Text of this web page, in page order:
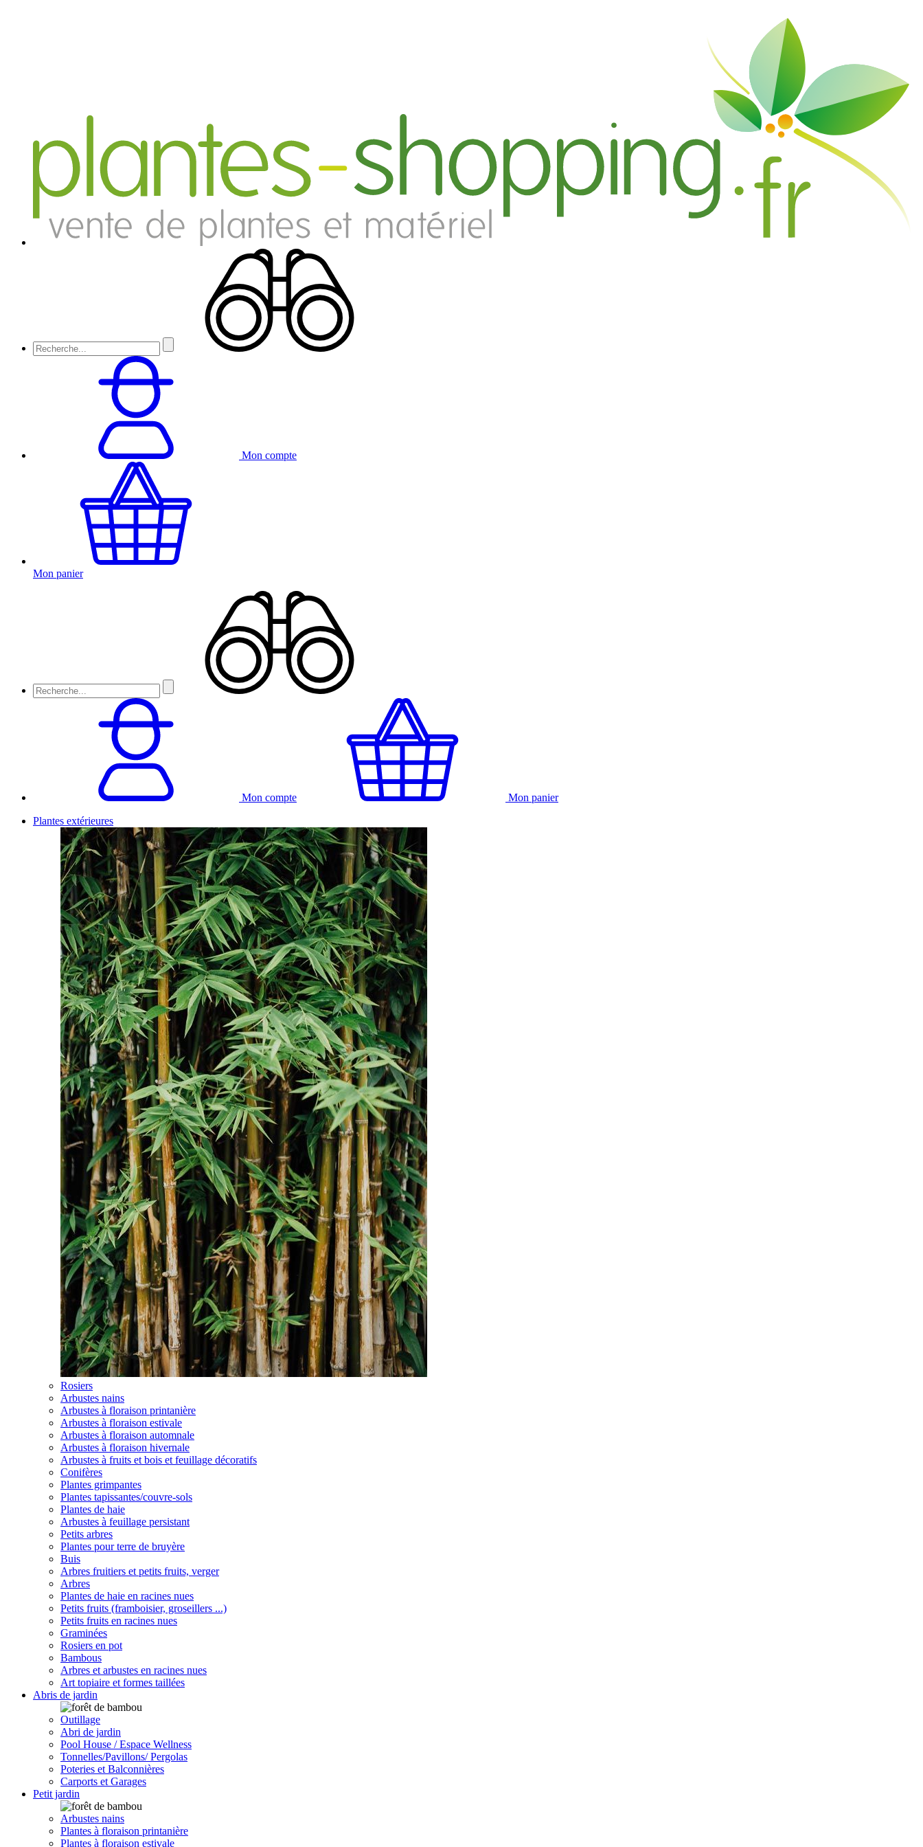
Mon compte
Mon panier
Mon compte
Mon panier
Plantes extérieures
Rosiers
Arbustes nains
Arbustes à floraison printanière
Arbustes à floraison estivale
Arbustes à floraison automnale
Arbustes à floraison hivernale
Arbustes à fruits et bois et feuillage décoratifs
Conifères
Plantes grimpantes
Plantes tapissantes/couvre-sols
Plantes de haie
Arbustes à feuillage persistant
Petits arbres
Plantes pour terre de bruyère
Buis
Arbres fruitiers et petits fruits, verger
Arbres
Plantes de haie en racines nues
Petits fruits (framboisier, groseillers ...)
Petits fruits en racines nues
Graminées
Rosiers en pot
Bambous
Arbres et arbustes en racines nues
Art topiaire et formes taillées
Abris de jardin
Outillage
Abri de jardin
Pool House / Espace Wellness
Tonnelles/Pavillons/ Pergolas
Poteries et Balconnières
Carports et Garages
Petit jardin
Arbustes nains
Plantes à floraison printanière
Plantes à floraison estivale